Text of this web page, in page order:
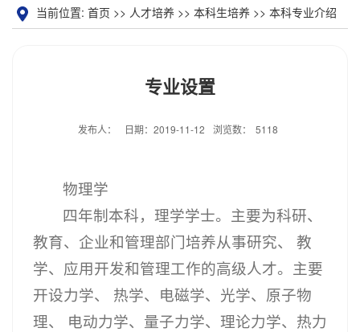
当前位置: 首页 >> 人才培养 >> 本科生培养 >> 本科专业介绍
专业设置
发布人： 日期：2019-11-12 浏览数： 5118
物理学
四年制本科，理学学士。主要为科研、
教育、企业和管理部门培养从事研究、 教
学、应用开发和管理工作的高级人才。主要
开设力学、 热学、电磁学、光学、原子物
理、 电动力学、量子力学、理论力学、热力